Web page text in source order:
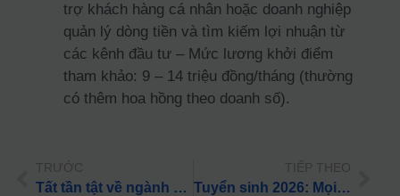
trợ khách hàng cá nhân hoặc doanh nghiệp
quản lý dòng tiền và tìm kiếm lợi nhuận từ
các kênh đầu tư – Mức lương khởi điểm
tham khảo: 9 – 14 triệu đồng/tháng (thường
có thêm hoa hồng theo doanh số).
Tất tần tật về ngành Kinh doanh: Học phí, điểm chuẩn & việc làm 2026 Tuyển sinh 2026: Mọi điều cần biết về ngành Quản trị kinh doanh cho PHHS